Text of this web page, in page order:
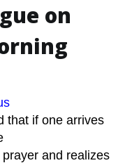
on
that if one arrives
and realizes